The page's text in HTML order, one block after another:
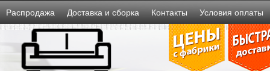
Распродажа Доставка и сборка Контакты Условия оплаты